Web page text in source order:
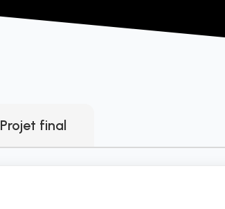
Projet final